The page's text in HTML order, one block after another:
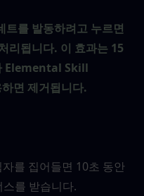
트를 발동하려고 누르면
리됩니다. 이 효과는 15
Elemental Skill
면 제거됩니다.
를 집어들면 10초 동안
를 받습니다.